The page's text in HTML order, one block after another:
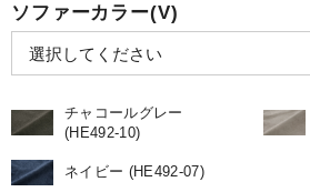
ソファーカラー(V)
チャコールグレー
(HE492-10)
ネイビー (HE492-07)